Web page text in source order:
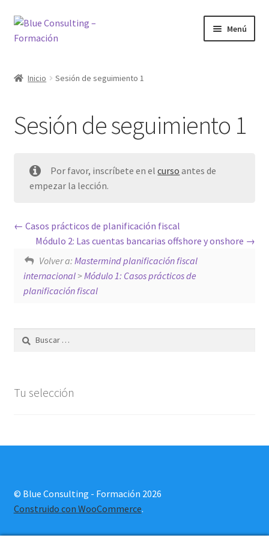
Ir
a
Ir
al
Menú
Blog
Inicio
Mi cuenta
Shop
Inicio Sesión de seguimiento 1
Sesión de seguimiento 1
Por favor, inscríbete en elcurso antes de
empezar la lección.
Casos prácticos de planificación fiscal
Módulo 2: Las cuentas bancarias offshore y onshore
Volver a: Mastermind planificación fiscal
internacional>Módulo 1: Casos prácticos de
planificación fiscal
Tu selección
© Blue Consulting - Formación 2026
Construido con WooCommerce.